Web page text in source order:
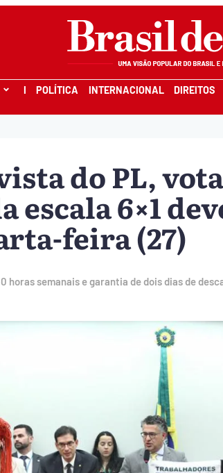
I POLÍTICA INTERNACIONAL DIREITOS
do PL,
escala 6×1
feira (27)
semanais e garantia de dois dias de